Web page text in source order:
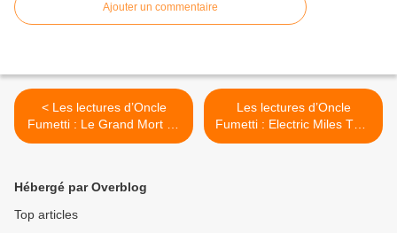
Ajouter un commentaire
< Les lectures d’Oncle
Fumetti : Le Grand Mort de
Régis Loisel et Jean-Blaise
Les lectures d’Oncle
Fumetti : Electric Miles T1 –
Wilbur de Fabien Nury et
Hébergé par Overblog
Top articles